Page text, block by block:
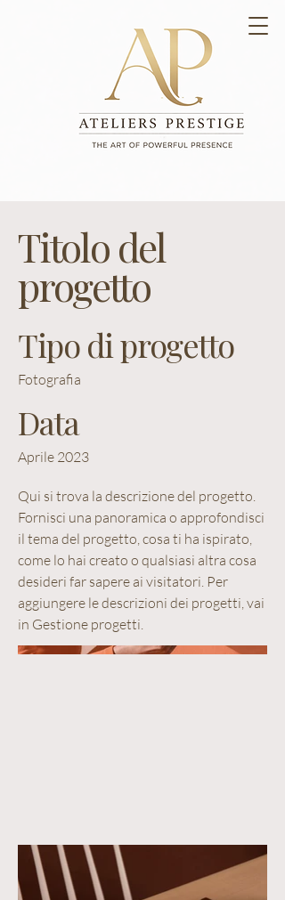
Titolo del
progetto
Tipo di progetto
Fotografia
Data
Aprile 2023
Qui si trova la descrizione del progetto.
Fornisci una panoramica o approfondisci
il tema del progetto, cosa ti ha ispirato,
come lo hai creato o qualsiasi altra cosa
desideri far sapere ai visitatori. Per
aggiungere le descrizioni dei progetti, vai
in Gestione progetti.